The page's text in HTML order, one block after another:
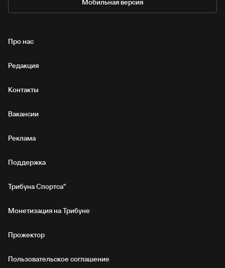
Мобильная версия
Про нас
Редакция
Контакты
Вакансии
Реклама
Поддержка
Трибуна Спортса"
Монетизация на Трибуне
Прожектор
Пользовательское соглашение